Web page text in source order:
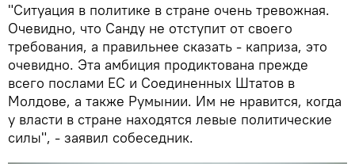
"Ситуация в политике в стране очень тревожная.
Очевидно, что Санду не отступит от своего
требования, а правильнее сказать - каприза, это
очевидно. Эта амбиция продиктована прежде
всего послами ЕС и Соединенных Штатов в
Молдове, а также Румынии. Им не нравится, когда
у власти в стране находятся левые политические
силы", - заявил собеседник.